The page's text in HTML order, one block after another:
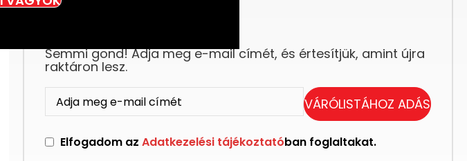
Semmi gond! Adja meg e-mail címét, és értesítjük, amint újra
raktáron lesz.
VÁRÓLISTÁHOZ ADÁS
Elfogadom az Adatkezelési tájékoztatóban foglaltakat.